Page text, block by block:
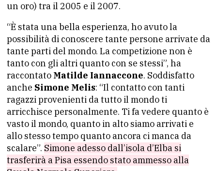
un oro) tra il 2005 e il 2007.
“È stata una bella esperienza, ho avuto la
possibilità di conoscere tante persone arrivate da
tante parti del mondo. La competizione non è
tanto con gli altri quanto con se stessi”, ha
raccontato Matilde Iannaccone. Soddisfatto
anche Simone Melis: “Il contatto con tanti
ragazzi provenienti da tutto il mondo ti
arricchisce personalmente. Ti fa vedere quanto è
vasto il mondo, quanto in alto siamo arrivati e
allo stesso tempo quanto ancora ci manca da
scalare”. Simone adesso dall’isola d’Elba si
trasferirà a Pisa essendo stato ammesso alla